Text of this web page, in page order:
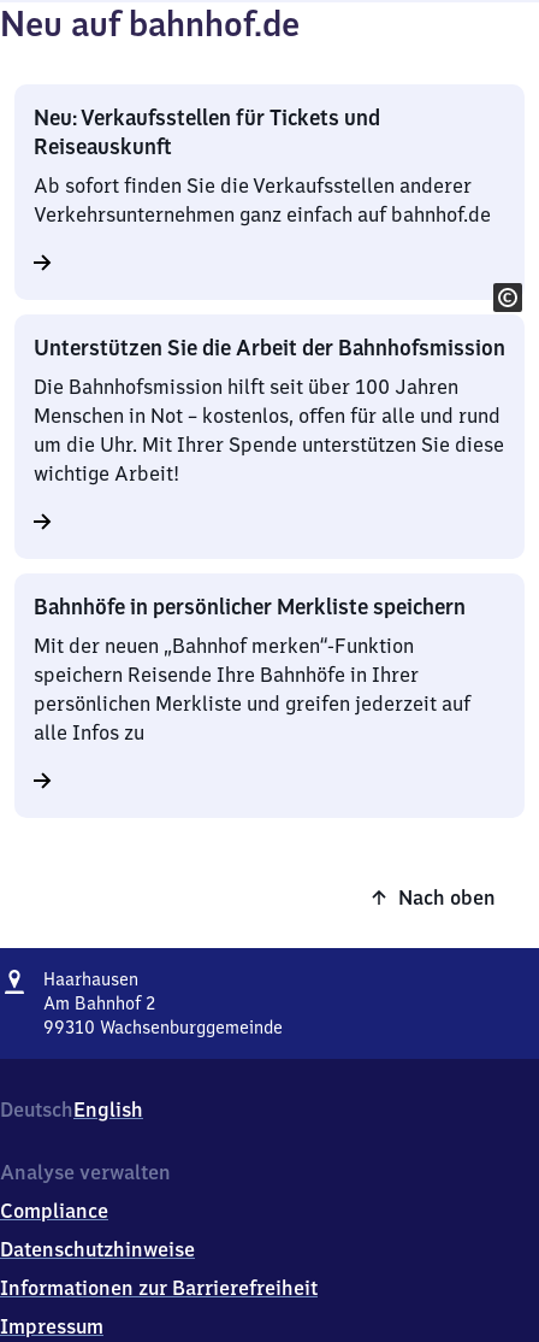
Neu auf bahnhof.de
Neu: Verkaufsstellen für Tickets und
Reiseauskunft
Ab sofort finden Sie die Verkaufsstellen anderer
Verkehrsunternehmen ganz einfach auf bahnhof.de
Unterstützen Sie die Arbeit der Bahnhofsmission
Die Bahnhofsmission hilft seit über 100 Jahren
Menschen in Not – kostenlos, offen für alle und rund
um die Uhr. Mit Ihrer Spende unterstützen Sie diese
wichtige Arbeit!
Bahnhöfe in persönlicher Merkliste speichern
Mit der neuen „Bahnhof merken“-Funktion
speichern Reisende Ihre Bahnhöfe in Ihrer
persönlichen Merkliste und greifen jederzeit auf
alle Infos zu
Nach oben
Adresse
Haarhausen
Am Bahnhof 2
99310 Wachsenburggemeinde
Bahnhof
2,
9
1
0
DeutschEnglish
Analyse verwalten
Compliance
Datenschutzhinweise
Informationen zur Barrierefreiheit
Impressum